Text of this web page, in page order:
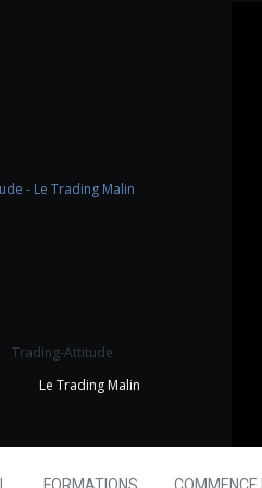
Trading-Attitude
Le Trading Malin